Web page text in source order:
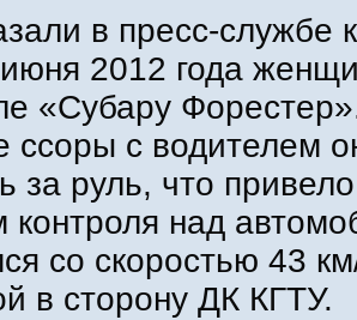
в пресс-службе
2012 года
«Субару
ссоры с водителем
за руль, что
контроля над
со скоростью 43
в сторону ДК КГТУ.